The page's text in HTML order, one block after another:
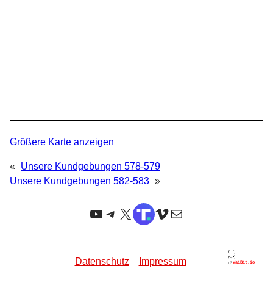
Größere Karte anzeigen
«
Unsere Kundgebungen 578-579
Unsere Kundgebungen 582-583 »
YouTube
Telegram
X TruthSocial
Vimeo
E-Mail
Datenschutz Impressum